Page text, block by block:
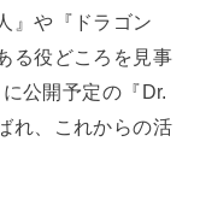
』や『ドラゴン
る役どころを見事
公開予定の『Dr.
れ、これからの活